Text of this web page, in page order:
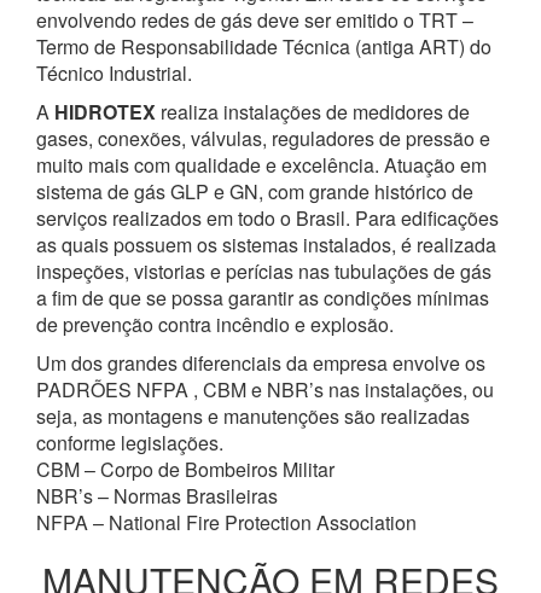
envolvendo redes de gás deve ser emitido o TRT –
Termo de Responsabilidade Técnica (antiga ART) do
Técnico Industrial.
A HIDROTEX realiza instalações de medidores de
gases, conexões, válvulas, reguladores de pressão e
muito mais com qualidade e excelência. Atuação em
sistema de gás GLP e GN, com grande histórico de
serviços realizados em todo o Brasil. Para edificações
as quais possuem os sistemas instalados, é realizada
inspeções, vistorias e perícias nas tubulações de gás
a fim de que se possa garantir as condições mínimas
de prevenção contra incêndio e explosão.
Um dos grandes diferenciais da empresa envolve os
PADRÕES NFPA , CBM e NBR’s nas instalações, ou
seja, as montagens e manutenções são realizadas
conforme legislações.
CBM – Corpo de Bombeiros Militar
NBR’s – Normas Brasileiras
NFPA – National Fire Protection Association
MANUTENÇÃO EM REDES